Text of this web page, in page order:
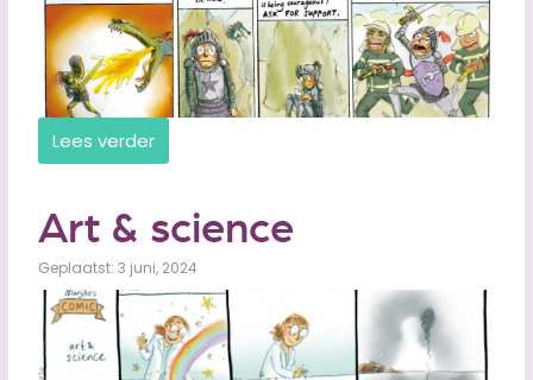
Lees verder
Art & science
Geplaatst: 3 juni, 2024